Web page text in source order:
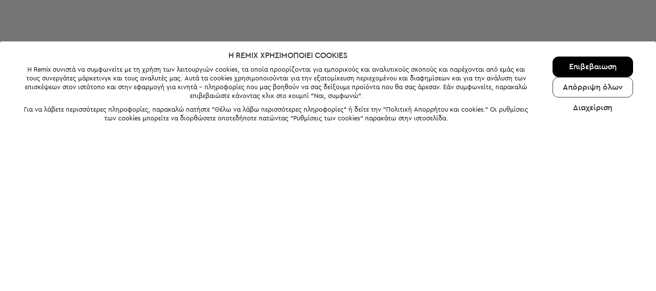
Η REMIX ΧΡΗΣΙΜΟΠΟΙΕΊ COOKIES
Η Remix συνιστά να συμφωνείτε με τη χρήση των λειτουργιών cookies, τα οποία προορίζονται για εμπορικούς και αναλυτικούς σκοπούς και παρέχονται από εμάς και
τους συνεργάτες μάρκετινγκ και τους αναλυτές μας. Αυτά τα cookies χρησιμοποιούνται για την εξατομίκευση περιεχομένου και διαφημίσεων και για την ανάλυση των
επισκέψεων στον ιστότοπο και στην εφαρμογή για κινητά - πληροφορίες που μας βοηθούν να σας δείξουμε προϊόντα που θα σας άρεσαν. Εάν συμφωνείτε, παρακαλώ
επιβεβαιώστε κάνοντας κλικ στο κουμπί "Ναι, συμφωνώ".
Για να λάβετε περισσότερες πληροφορίες, παρακαλώ πατήστε "Θέλω να λάβω περισσότερες πληροφορίες" ή δείτε την "Πολιτική Απορρήτου και cookies." Οι ρυθμίσεις
των cookies μπορείτε να διορθώσετε οποτεδήποτε πατώντας "Ρυθμίσεις των cookies" παρακάτω στην ιστοσελίδα.
Επιβεβαιωση
Απόρριψη όλων
Διαχείριση